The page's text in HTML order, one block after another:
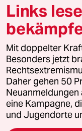
© 2026 taz Verlags
Alle Rechte vorbehalten.
wenden Sie sich bitte an
Feedback
Leitlinie Informant
Links
Mit doppelter
Besonders jetzt
Daher gehen 50
Neuanmeldungen
eine Kampagne,
und Jugendorte